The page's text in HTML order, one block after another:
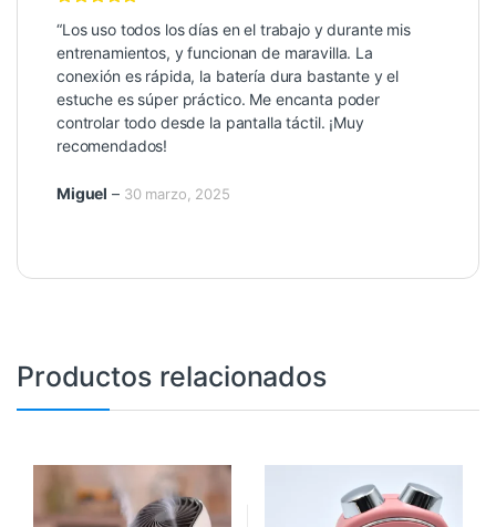
5de 5
“Los uso todos los días en el trabajo y durante mis
entrenamientos, y funcionan de maravilla. La
conexión es rápida, la batería dura bastante y el
estuche es súper práctico. Me encanta poder
controlar todo desde la pantalla táctil. ¡Muy
recomendados!
Miguel – 30 marzo, 2025
Productos relacionados